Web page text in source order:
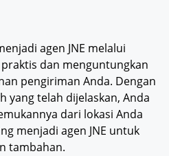
agen JNE melalui
dan menguntungkan
pengiriman Anda. Dengan
yang telah dijelaskan, Anda
dari lokasi Anda
menjadi agen JNE untuk
tambahan.